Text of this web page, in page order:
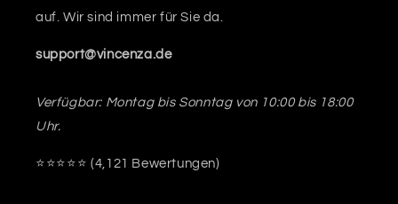
auf. Wir sind immer für Sie da.
support@vincenza.de
Verfügbar: Montag bis Sonntag von 10:00 bis 18:00
Uhr.
⭐️⭐️⭐️️⭐️⭐️ (4,121 Bewertungen)